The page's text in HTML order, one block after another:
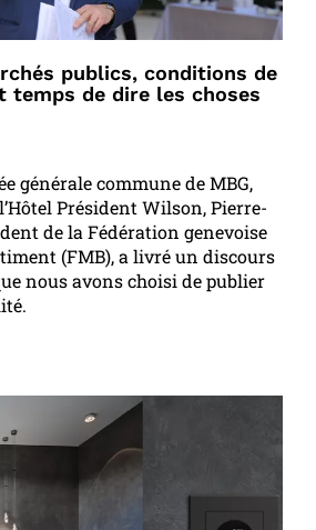
publics, conditions de
temps de dire les choses
générale commune de MBG,
Président Wilson, Pierre-
de la Fédération genevoise
(FMB), a livré un discours
nous avons choisi de publier